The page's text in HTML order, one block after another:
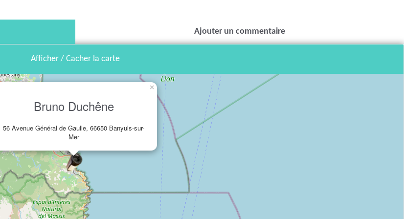
Ajouter un commentaire
Afficher / Cacher la carte
Bruno Duchêne
56 Avenue Général de Gaulle, 66650 Banyuls-sur-
Mer
×